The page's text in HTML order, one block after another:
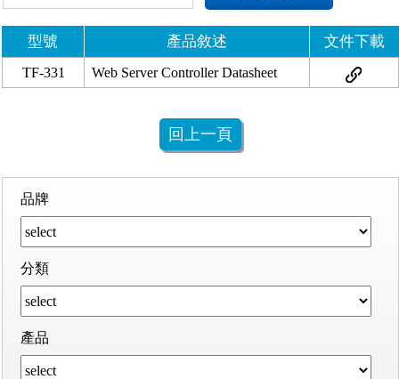
型號 產品敘述 文件下載
TF-331 Web Server Controller Datasheet
回上一頁
品牌
分類
產品